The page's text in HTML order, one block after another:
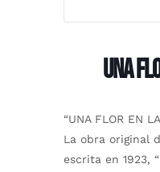
UNA
“UNA FLOR EN
La obra original
escrita en 1923,